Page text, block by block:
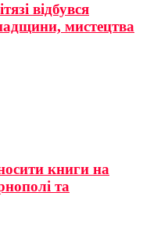
відбувся
мистецтва
книги на
та